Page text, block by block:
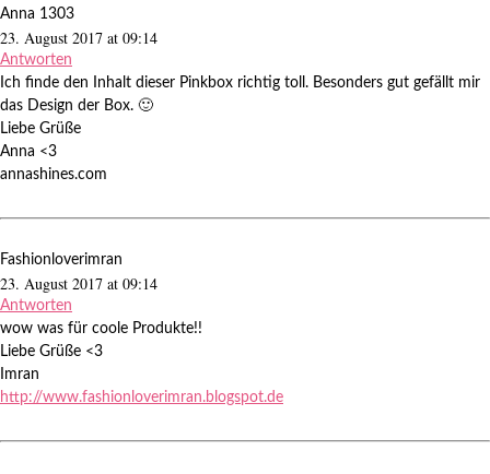
Anna 1303
23. August 2017 at 09:14
Antworten
Ich finde den Inhalt dieser Pinkbox richtig toll. Besonders gut gefällt mir
das Design der Box. 🙂
Liebe Grüße
Anna <3
annashines.com
Fashionloverimran
23. August 2017 at 09:14
Antworten
wow was für coole Produkte!!
Liebe Grüße <3
Imran
http://www.fashionloverimran.blogspot.de